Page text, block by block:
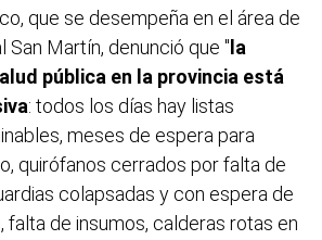
que se desempeña en el área de
San Martín, denunció que " la
pública en la provincia está
: todos los días hay listas
meses de espera para
quirófanos cerrados por falta de
colapsadas y con espera de
falta de insumos, calderas rotas en